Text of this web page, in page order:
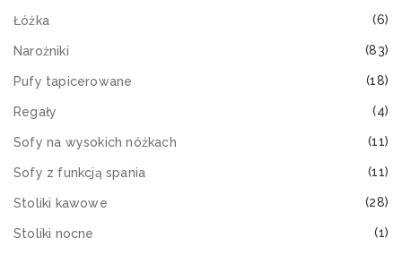
Łóżka (6)
Narożniki (83)
Pufy tapicerowane (18)
Regały (4)
Sofy na wysokich nóżkach (11)
Sofy z funkcją spania (11)
Stoliki kawowe (28)
Stoliki nocne (1)